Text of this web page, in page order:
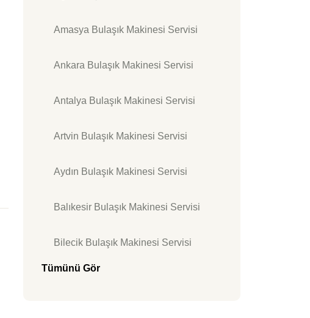
Amasya Bulaşık Makinesi Servisi
Ankara Bulaşık Makinesi Servisi
Antalya Bulaşık Makinesi Servisi
Artvin Bulaşık Makinesi Servisi
Aydın Bulaşık Makinesi Servisi
Balıkesir Bulaşık Makinesi Servisi
Bilecik Bulaşık Makinesi Servisi
Tümünü Gör